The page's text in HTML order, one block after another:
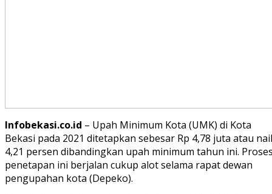
Infobekasi.co.id – Upah Minimum Kota (UMK) di Kota
Bekasi pada 2021 ditetapkan sebesar Rp 4,78 juta atau
4,21 persen dibandingkan upah minimum tahun ini.
penetapan ini berjalan cukup alot selama rapat dewan
pengupahan kota (Depeko).